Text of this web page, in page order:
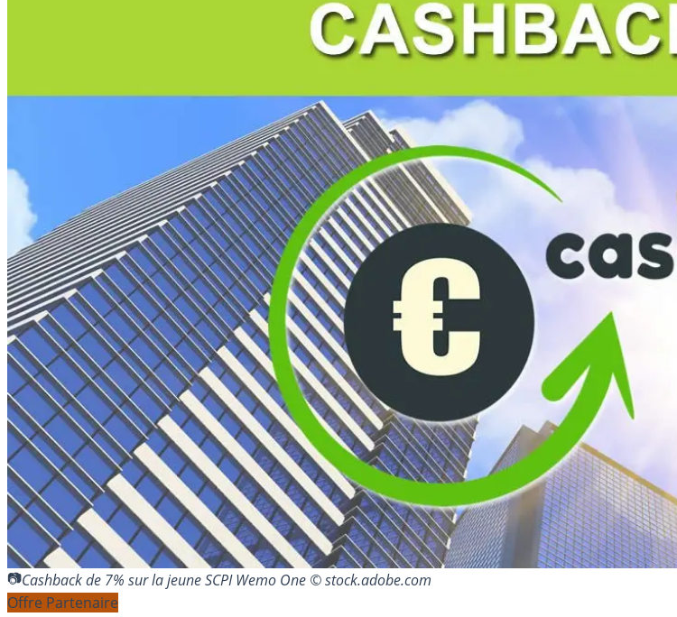
Cashback de 7% sur la jeune SCPI Wemo One © stock.adobe.com
Offre Partenaire